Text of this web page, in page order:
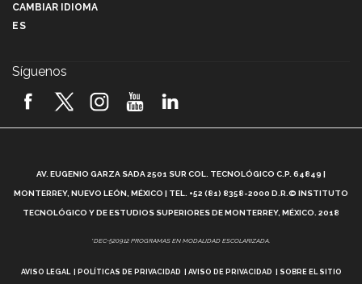
2026! (video)
¿Cómo es el Modelo Educativo Tec? (video)
Vida Tec: Feminismo e Inteligencia Artificial, Paola
CAMBIAR IDIOMA
ES
Síguenos
AV. EUGENIO GARZA SADA 2501 SUR COL. TECNOLÓGICO C.P. 64849 |
MONTERREY, NUEVO LEÓN, MÉXICO | TEL. +52 (81) 8358-2000 D.R.© INSTITUTO
TECNOLÓGICO Y DE ESTUDIOS SUPERIORES DE MONTERREY, MÉXICO. 2018
*DEC-520912 PROGRAMAS EN MODALIDAD ESCOLARIZADA.
AVISO LEGAL POLÍTICAS DE PRIVACIDAD AVISO DE PRIVACIDAD SOBRE EL SITIO